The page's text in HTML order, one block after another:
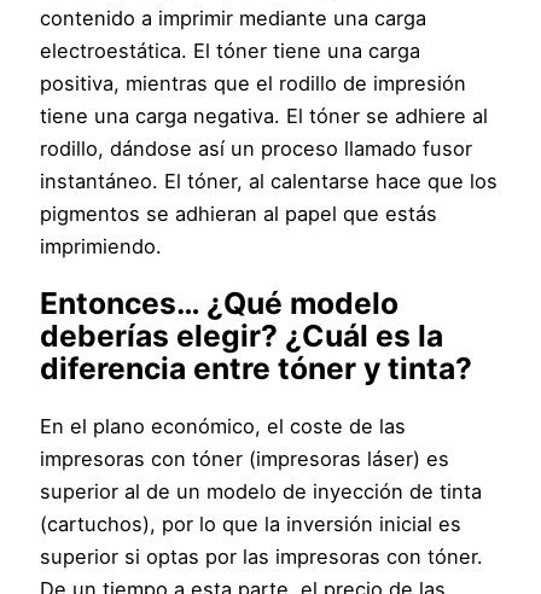
contenido a imprimir mediante una carga
electroestática. El tóner tiene una carga
positiva, mientras que el rodillo de impresión
tiene una carga negativa. El tóner se adhiere al
rodillo, dándose así un proceso llamado fusor
instantáneo. El tóner, al calentarse hace que los
pigmentos se adhieran al papel que estás
imprimiendo.
Entonces… ¿Qué modelo
deberías elegir? ¿Cuál es la
diferencia entre tóner y tinta?
En el plano económico, el coste de las
impresoras con tóner (impresoras láser) es
superior al de un modelo de inyección de tinta
(cartuchos), por lo que la inversión inicial es
superior si optas por las impresoras con tóner.
De un tiempo a esta parte, el precio de las